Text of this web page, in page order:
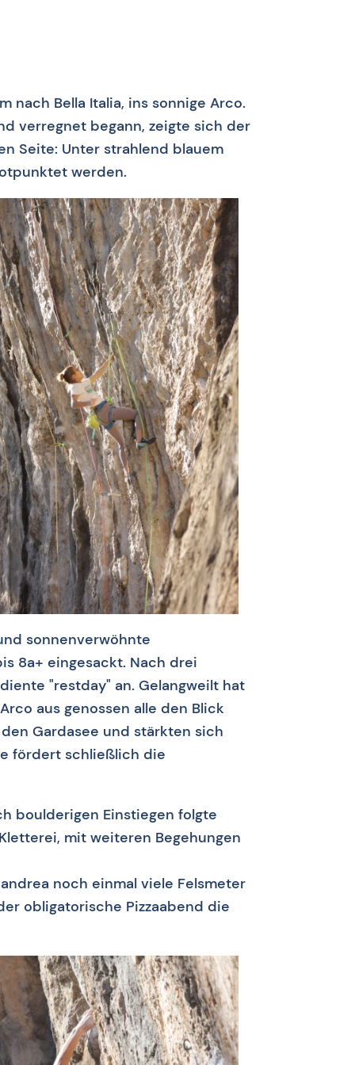
nach Bella Italia, ins sonnige Arco.
verregnet begann, zeigte sich der
Seite: Unter strahlend blauem
werden.
sonnenverwöhnte
8a+ eingesackt. Nach drei
"restday" an. Gelangweilt hat
aus genossen alle den Blick
Gardasee und stärkten sich
fördert schließlich die
boulderigen Einstiegen folgte
mit weiteren Begehungen
noch einmal viele Felsmeter
obligatorische Pizzaabend die